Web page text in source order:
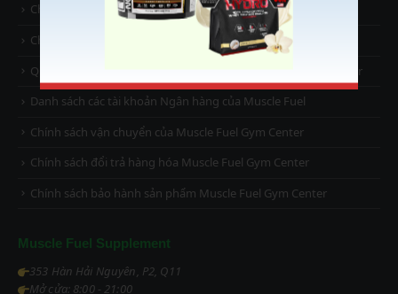
Chính sách và quy định chung của Muscle Fuel Gym Center
Chính sách bảo mật thông tin khách hàng
Quy định và hình thức thanh toán của Muscle Fuel Gym Center
Danh sách các tài khoản Ngân hàng của Muscle Fuel
Chính sách vận chuyển của Muscle Fuel Gym Center
Chính sách đổi trả hàng hóa Muscle Fuel Gym Center
Chính sách bảo hành sản phẩm Muscle Fuel Gym Center
Muscle Fuel Supplement
353 Hàn Hải Nguyên, P2, Q11
Mở cửa: 8:00 - 21:00